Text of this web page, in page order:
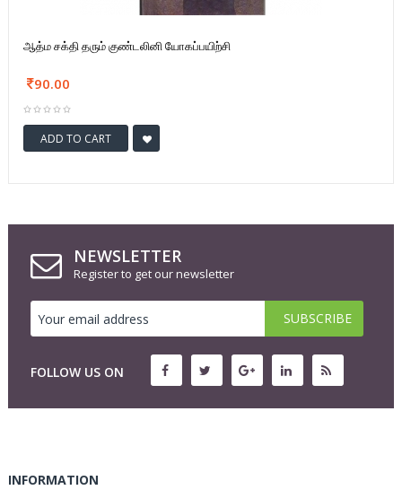
ஆத்ம சக்தி தரும் குண்டலினி யோகப்பயிற்சி
90.00
ADD TO CART
NEWSLETTER
Register to get our newsletter
FOLLOW US ON
INFORMATION